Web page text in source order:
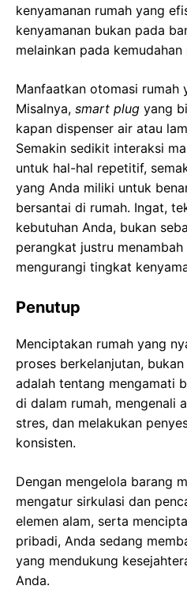
kenyamanan rumah yang
kenyamanan bukan pada
melainkan pada kemudahan
Manfaatkan otomasi rumah
Misalnya, smart plug yang
kapan dispenser air atau
Semakin sedikit interaksi
untuk hal-hal repetitif,
yang Anda miliki untuk
bersantai di rumah. Ingat,
kebutuhan Anda, bukan
perangkat justru
mengurangi tingkat
Penutup
Menciptakan rumah yang
proses berkelanjutan,
adalah tentang mengamati
di dalam rumah, mengenali
stres, dan melakukan
konsisten.
Dengan mengelola barang
mengatur sirkulasi dan
elemen alam, serta
pribadi, Anda sedang
yang mendukung
Anda.